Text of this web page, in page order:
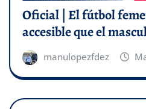
Oficial | El fútbol
accesible que el
manulopezfdez